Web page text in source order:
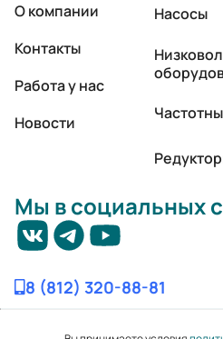
О компании
Контакты
Работа у нас
Новости
Насосы
Мы в социальных
8 (812) 320-88-81